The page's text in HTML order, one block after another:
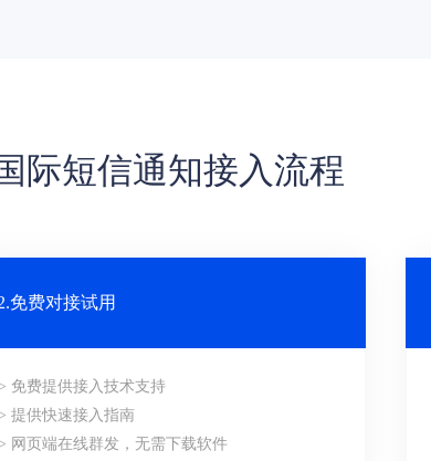
际短信通知接入流程
免费对接试用
> 免费提供接入技术支持
> 提供快速接入指南
> 网页端在线群发，无需下载软件